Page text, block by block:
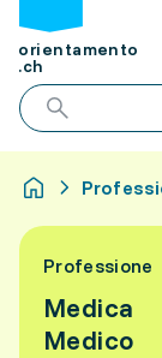
orientamento
.ch
Professione
Medica
Medico